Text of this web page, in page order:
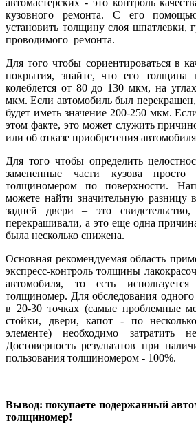
кузовного ремонта. С его
установить толщину слоя шпатлевки,
проводимого ремонта.
Для того чтобы сориентироваться в
покрытия, знайте, что его толщина
колеблется от 80 до 130 мкм, на
мкм. Если автомобиль был
будет иметь значение 200-250 мкм.
этом факте, это может служить
или об отказе приобретения
Для того чтобы определить
замененные части кузова
толщиномером по поверхности.
можете найти значительную разницу
задней двери – это
перекрашивали, а это еще одна
была несколько снижена.
Основная рекомендуемая область
экспресс-контроль толщины
автомобиля, то есть
толщиномер. Для обследования одного
в 20-30 точках (самые проблемные
стойки, двери, капот - по
элементе) необходимо затратить
Достоверность результатов при
пользования толщиномером - 100%.
Вывод: покупаете подержанный
толщиномер!